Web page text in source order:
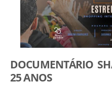
DOCUMENTÁRIO
25 ANOS